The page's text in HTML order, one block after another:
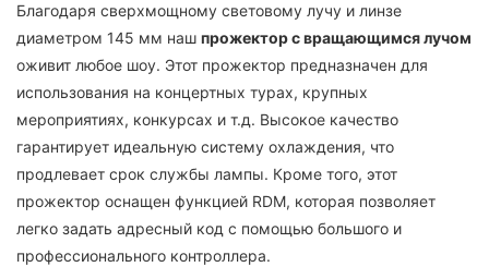
Благодаря сверхмощному световому лучу и линзе
диаметром 145 мм наш прожектор с вращающимся лучом
оживит любое шоу. Этот прожектор предназначен для
использования на концертных турах, крупных
мероприятиях, конкурсах и т.д. Высокое качество
гарантирует идеальную систему охлаждения, что
продлевает срок службы лампы. Кроме того, этот
прожектор оснащен функцией RDM, которая позволяет
легко задать адресный код с помощью большого и
профессионального контроллера.